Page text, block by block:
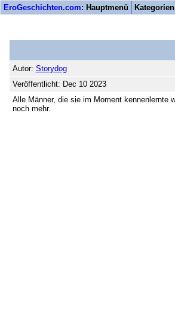
EroGeschichten.com: Hauptmenü Kategorien
Autor: Storydog
Veröffentlicht: Dec 10 2023
Alle Männer, die sie im Moment kennenlernte
noch mehr.